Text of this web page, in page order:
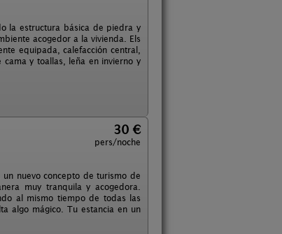
la estructura básica de piedra y
acogedor a la vivienda. Els
equipada, calefacción central,
y toallas, leña en invierno y
30 €
pers/noche
nuevo concepto de turismo de
muy tranquila y acogedora.
al mismo tiempo de todas las
algo mágico. Tu estancia en un